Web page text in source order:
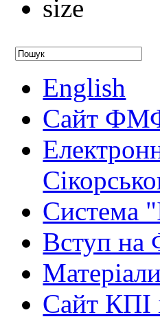
English
Сайт
Система
Вступ
Сайт КПІ